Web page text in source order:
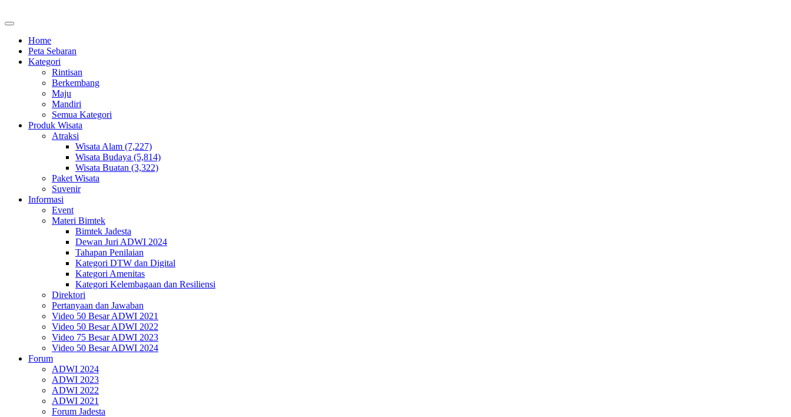
Home
Peta Sebaran
Kategori
Rintisan
Berkembang
Maju
Mandiri
Semua Kategori
Produk Wisata
Atraksi
Wisata Alam (7,227)
Wisata Budaya (5,814)
Wisata Buatan (3,322)
Paket Wisata
Suvenir
Informasi
Event
Materi Bimtek
Bimtek Jadesta
Dewan Juri ADWI 2024
Tahapan Penilaian
Kategori DTW dan Digital
Kategori Amenitas
Kategori Kelembagaan dan Resiliensi
Direktori
Pertanyaan dan Jawaban
Video 50 Besar ADWI 2021
Video 50 Besar ADWI 2022
Video 75 Besar ADWI 2023
Video 50 Besar ADWI 2024
Forum
ADWI 2024
ADWI 2023
ADWI 2022
ADWI 2021
Forum Jadesta